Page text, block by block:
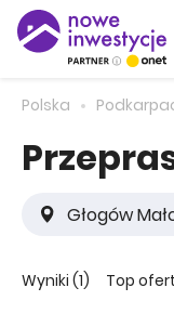
Polska
Wyniki (1) Top